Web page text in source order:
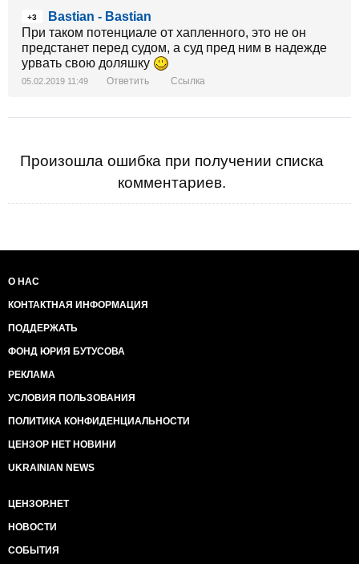
+3
Bastian - Bastian
При таком потенциале от хапленного, это не он
предстанет перед судом, а суд пред ним в надежде
урвать свою доляшку
05.02.2019 11:49 Ответить Ссылка
Произошла ошибка при получении списка
комментариев.
О НАС
КОНТАКТНАЯ ИНФОРМАЦИЯ
ПОДДЕРЖАТЬ
ФОНД ЮРИЯ БУТУСОВА
РЕКЛАМА
УСЛОВИЯ ПОЛЬЗОВАНИЯ
ПОЛИТИКА КОНФИДЕНЦИАЛЬНОСТИ
ЦЕНЗОР НЕТ НОВИНИ
UKRAINIAN NEWS
ЦЕНЗОР.НЕТ
НОВОСТИ
СОБЫТИЯ